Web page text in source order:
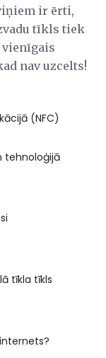
ir ērti,
tīkls tiek
vienīgais
nav uzcelts!
(NFC)
tehnoloģijā
tīkla tīkls